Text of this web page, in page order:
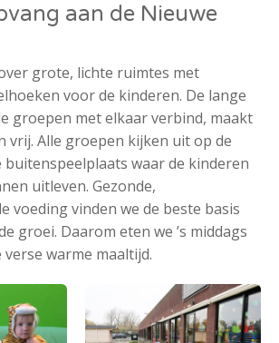
aan de Nieuwe
grote, lichte ruimtes met
voor de kinderen. De lange
groepen met elkaar verbind, maakt
vrij. Alle groepen kijken uit op de
waar de kinderen
uitleven. Gezonde,
voeding vinden we de beste basis
groei. Daarom eten we ’s middags
warme maaltijd.